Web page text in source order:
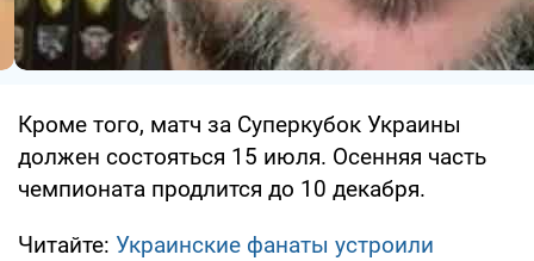
Кроме того, матч за Суперкубок Украины
должен состояться 15 июля. Осенняя часть
чемпионата продлится до 10 декабря.
Читайте: Украинские фанаты устроили